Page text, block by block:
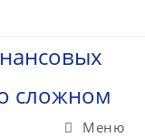
сложном
Меню